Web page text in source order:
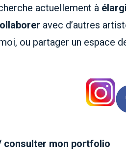
actuellement à
avec d’autres
ou partager un espace
consulter mon portfolio